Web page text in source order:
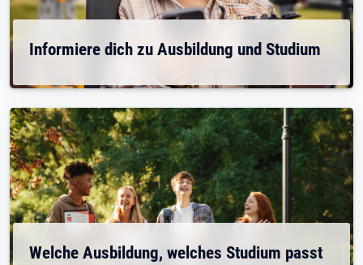
Informiere dich zu Ausbildung und Studium
Welche Ausbildung, welches Studium passt